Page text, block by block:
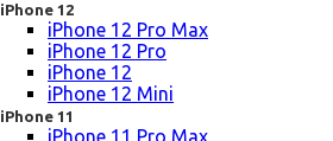
iPhone 12
iPhone 12 Pro Max
iPhone 12 Pro
iPhone 12
iPhone 12 Mini
iPhone 11
iPhone 11 Pro Max